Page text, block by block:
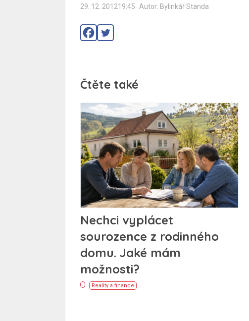
29. 12. 201219:45 Autor: Bylinkář Standa
Čtěte také
Nechci vyplácet
sourozence z rodinného
domu. Jaké mám
možnosti?
Reality a finance